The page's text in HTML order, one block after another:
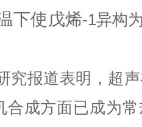
下使戊烯-1异构
究报道表明，超
合成方面已成为